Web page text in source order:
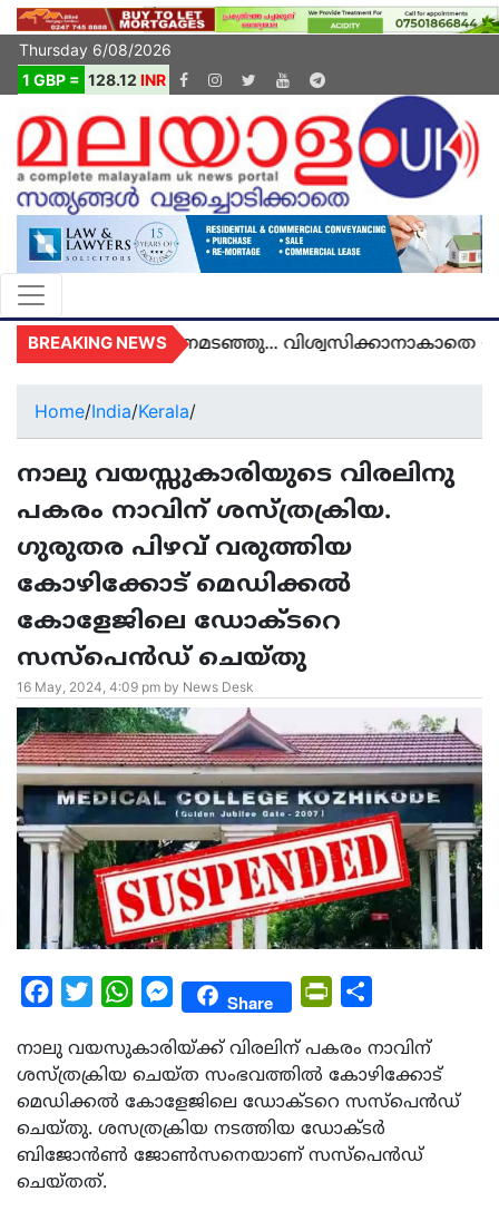
Thursday 6/08/2026
1 GBP = 128.12 INR
BREAKING NEWS
മരണമടഞ്ഞു... വിശ്വസിക്കാനാകാതെ യുകെ
Home/India/Kerala/
നാലു വയസ്സുകാരിയുടെ വിരലിനു
പകരം നാവിന് ശസ്ത്രക്രിയ.
ഗുരുതര പിഴവ് വരുത്തിയ
കോഴിക്കോട് മെഡിക്കൽ
കോളേജിലെ ഡോക്ടറെ
സസ്പെൻഡ് ചെയ്തു
16 May, 2024, 4:09 pm by News Desk
Facebook
Twitter WhatsAppMessengerShare PrintFriendly
നാലു വയസുകാരിയ്ക്ക് വിരലിന് പകരം നാവിന്
ശസ്ത്രക്രിയ ചെയ്ത സംഭവത്തിൽ കോഴിക്കോട്
മെഡിക്കൽ കോളേജിലെ ഡോക്ടറെ സസ്പെൻഡ്
ചെയ്തു. ശസത്രക്രിയ നടത്തിയ ഡോക്ടർ
ബിജോൻൺ ജോൺസനെയാണ് സസ്പെൻഡ്
ചെയ്തത്.